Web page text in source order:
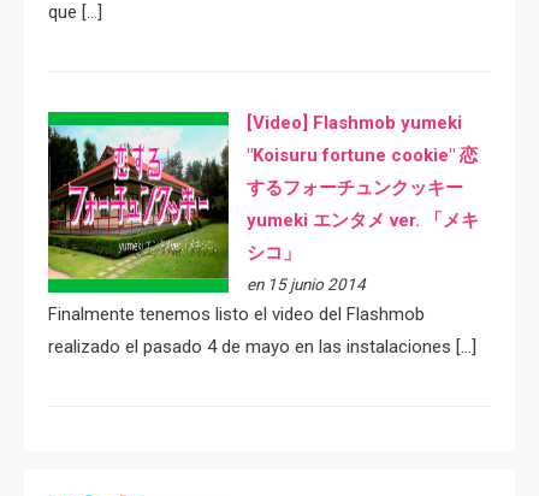
que […]
[Video] Flashmob yumeki
"Koisuru fortune cookie" 恋
するフォーチュンクッキー
yumeki エンタメ ver. 「メキ
シコ」
en 15 junio 2014
Finalmente tenemos listo el video del Flashmob
realizado el pasado 4 de mayo en las instalaciones […]